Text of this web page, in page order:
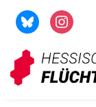
Zum
Inhalt
springen